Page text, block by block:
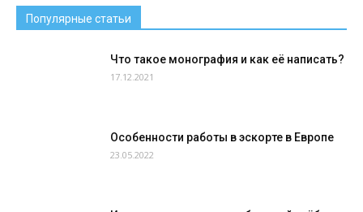
Популярные статьи
Что такое монография и как её написать?
17.12.2021
Особенности работы в эскорте в Европе
23.05.2022